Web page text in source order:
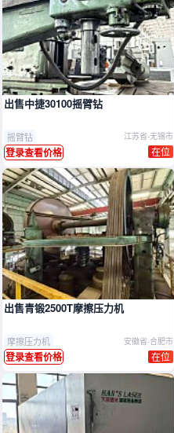
出售中捷30100摇臂钻
摇臂钻 江苏省-无锡市
登录查看价格 在位
出售青锻2500T摩擦压力机
摩擦压力机 安徽省-合肥市
登录查看价格 在位